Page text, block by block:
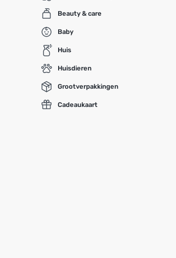
Beauty & care
Baby
Huis
Huisdieren
Grootverpakkingen
Cadeaukaart